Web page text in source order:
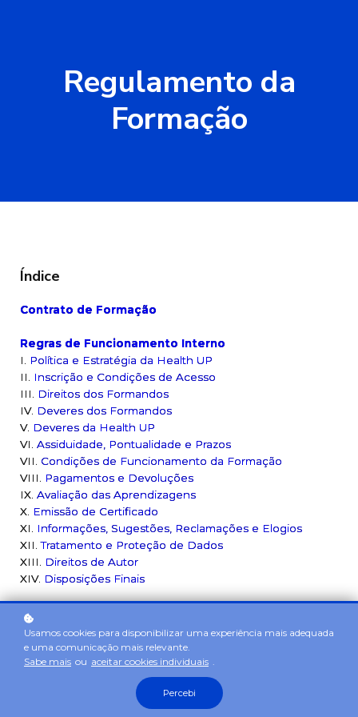
Regulamento da
Formação
Índice
Contrato de Formação
Regras de Funcionamento Interno
I. Política e Estratégia da Health UP
II. Inscrição e Condições de Acesso
III. Direitos dos Formandos
IV. Deveres dos Formandos
V. Deveres da Health UP
VI. Assiduidade, Pontualidade e Prazos
VII. Condições de Funcionamento da Formação
VIII. Pagamentos e Devoluções
IX. Avaliação das Aprendizagens
X. Emissão de Certificado
XI. Informações, Sugestões, Reclamações e Elogios
XII.Tratamento e Proteção de Dados
XIII. Direitos de Autor
XIV. Disposições Finais
Usamos cookies para disponibilizar uma experiência mais adequada
e uma comunicação mais relevante.
Sabe mais ou aceitar cookies individuais .
Percebi